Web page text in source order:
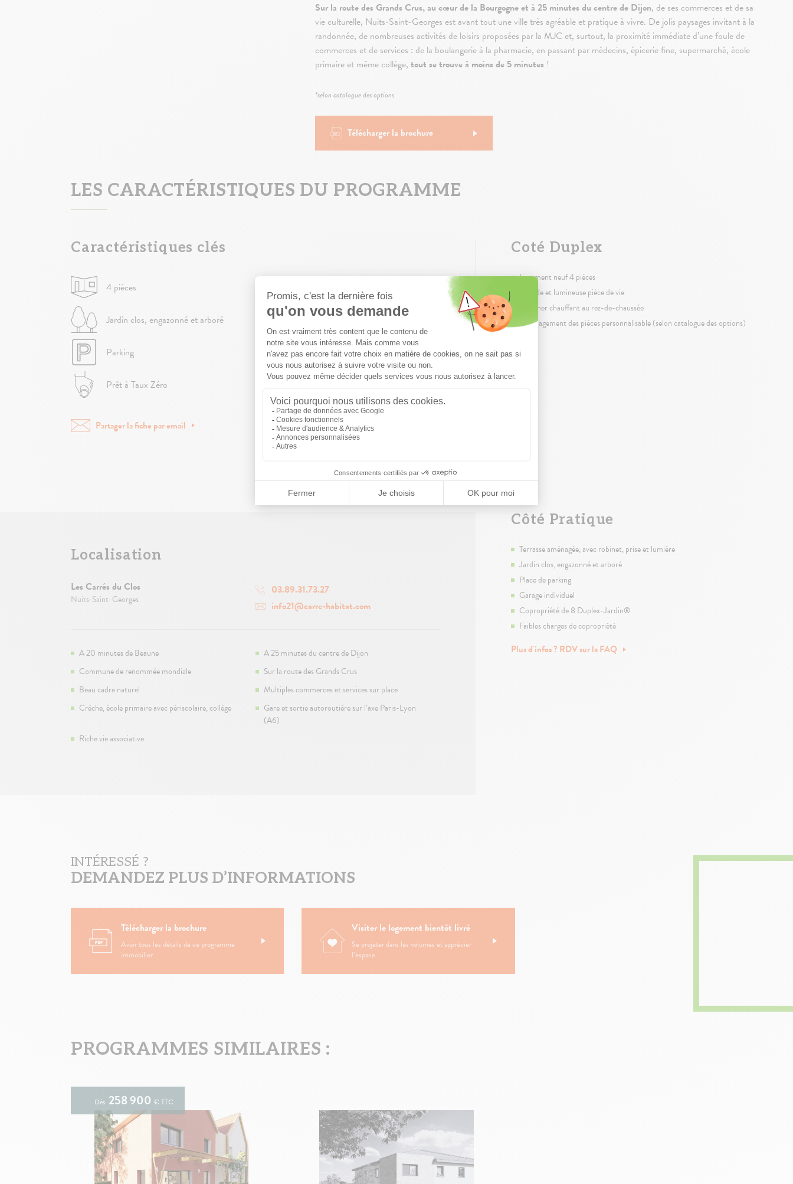
Sur la route des Grands Crus, au cœur de la Bourgogne et à 25 minutes du centre de Dijon, de ses commerces et de sa
vie culturelle, Nuits-Saint-Georges est avant tout une ville très agréable et pratique à vivre. De jolis paysages invitant à la
randonnée, de nombreuses activités de loisirs proposées par la MJC et, surtout, la proximité immédiate d’une foule de
commerces et de services : de la boulangerie à la pharmacie, en passant par médecins, épicerie fine, supermarché, école
primaire et même collège, tout se trouve à moins de 5 minutes !
*selon catalogue des options
Télécharger la brochure
LES CARACTÉRISTIQUES DU PROGRAMME
Caractéristiques clés
4 pièces
Jardin clos, engazonné et arboré Garage individuel
Parking Accessibilité PMR
Prêt à Taux Zéro
Partager la fiche par email
Coté Duplex
Logement neuf 4 pièces
Grande et lumineuse pièce de vie
Plancher chauffant au rez-de-chaussée
Aménagement des pièces personnalisable (selon catalogue des options)
Localisation
Les Carrés du Clos
Nuits-Saint-Georges
03.89.31.73.27
info21@carre-habitat.com
A 20 minutes de Beaune
A 25 minutes du centre de Dijon
Commune de renommée mondiale
Sur la route des Grands Crus
Beau cadre naturel
Multiples commerces et services sur place
Crèche, école primaire avec périscolaire, collège
Gare et sortie autoroutière sur l’axe Paris-Lyon
(A6)
Riche vie associative
Côté Pratique
Terrasse aménagée, avec robinet, prise et lumière
Jardin clos, engazonné et arboré
Place de parking
Garage individuel
Copropriété de 8 Duplex-Jardin®
Faibles charges de copropriété
Plus d'infos ? RDV sur la FAQ
INTÉRESSÉ ?
DEMANDEZ PLUS D’INFORMATIONS
Télécharger la brochure
Avoir tous les détails de ce programme
immobilier
Visiter le logement bientôt livré
Se projeter dans les volumes et apprécier
l’espace
PROGRAMMES SIMILAIRES :
Dès 258 900 € TTC